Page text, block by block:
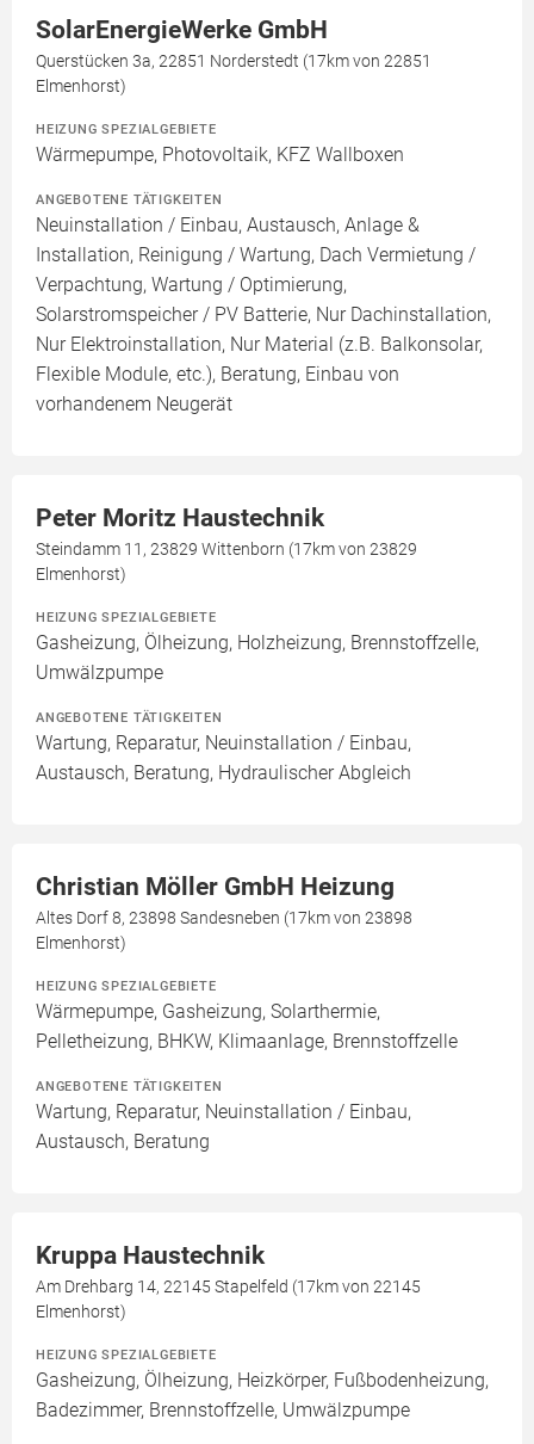
SolarEnergieWerke GmbH
Querstücken 3a, 22851 Norderstedt (17km von 22851
Elmenhorst)
HEIZUNG SPEZIALGEBIETE
Wärmepumpe, Photovoltaik, KFZ Wallboxen
ANGEBOTENE TÄTIGKEITEN
Neuinstallation / Einbau, Austausch, Anlage &
Installation, Reinigung / Wartung, Dach Vermietung /
Verpachtung, Wartung / Optimierung,
Solarstromspeicher / PV Batterie, Nur Dachinstallation,
Nur Elektroinstallation, Nur Material (z.B. Balkonsolar,
Flexible Module, etc.), Beratung, Einbau von
vorhandenem Neugerät
Peter Moritz Haustechnik
Steindamm 11, 23829 Wittenborn (17km von 23829
Elmenhorst)
HEIZUNG SPEZIALGEBIETE
Gasheizung, Ölheizung, Holzheizung, Brennstoffzelle,
Umwälzpumpe
ANGEBOTENE TÄTIGKEITEN
Wartung, Reparatur, Neuinstallation / Einbau,
Austausch, Beratung, Hydraulischer Abgleich
Christian Möller GmbH Heizung
Altes Dorf 8, 23898 Sandesneben (17km von 23898
Elmenhorst)
HEIZUNG SPEZIALGEBIETE
Wärmepumpe, Gasheizung, Solarthermie,
Pelletheizung, BHKW, Klimaanlage, Brennstoffzelle
ANGEBOTENE TÄTIGKEITEN
Wartung, Reparatur, Neuinstallation / Einbau,
Austausch, Beratung
Kruppa Haustechnik
Am Drehbarg 14, 22145 Stapelfeld (17km von 22145
Elmenhorst)
HEIZUNG SPEZIALGEBIETE
Gasheizung, Ölheizung, Heizkörper, Fußbodenheizung,
Badezimmer, Brennstoffzelle, Umwälzpumpe